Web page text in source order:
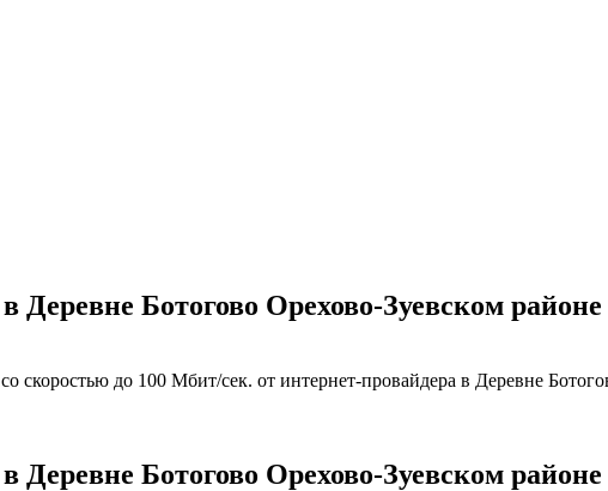
Деревне Ботогово Орехово-Зуевском
скоростью до 100 Мбит/сек. от интернет-провайдера в Деревне
Деревне Ботогово Орехово-Зуевском